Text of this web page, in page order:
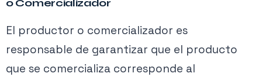
o Comercializador
El productor o comercializador es
responsable de garantizar que el producto
que se comercializa corresponde al